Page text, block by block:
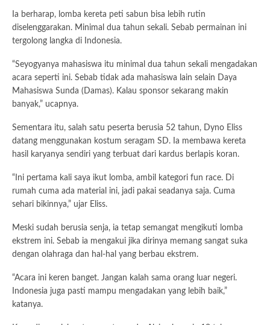
Ia berharap, lomba kereta peti sabun bisa lebih rutin
diselenggarakan. Minimal dua tahun sekali. Sebab permainan ini
tergolong langka di Indonesia.
“Seyogyanya mahasiswa itu minimal dua tahun sekali mengadakan
acara seperti ini. Sebab tidak ada mahasiswa lain selain Daya
Mahasiswa Sunda (Damas). Kalau sponsor sekarang makin
banyak,” ucapnya.
Sementara itu, salah satu peserta berusia 52 tahun, Dyno Eliss
datang menggunakan kostum seragam SD. Ia membawa kereta
hasil karyanya sendiri yang terbuat dari kardus berlapis koran.
“Ini pertama kali saya ikut lomba, ambil kategori fun race. Di
rumah cuma ada material ini, jadi pakai seadanya saja. Cuma
sehari bikinnya,” ujar Eliss.
Meski sudah berusia senja, ia tetap semangat mengikuti lomba
ekstrem ini. Sebab ia mengakui jika dirinya memang sangat suka
dengan olahraga dan hal-hal yang berbau ekstrem.
“Acara ini keren banget. Jangan kalah sama orang luar negeri.
Indonesia juga pasti mampu mengadakan yang lebih baik,”
katanya.